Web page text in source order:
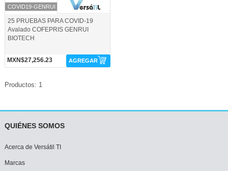
COVID19-GENRUI
25 PRUEBAS PARA COVID-19
Avalado COFEPRIS GENRUI
BIOTECH
MXN$27,256.23 AGREGAR
Productos: 1
QUIÉNES SOMOS
Acerca de Versátil TI
Marcas